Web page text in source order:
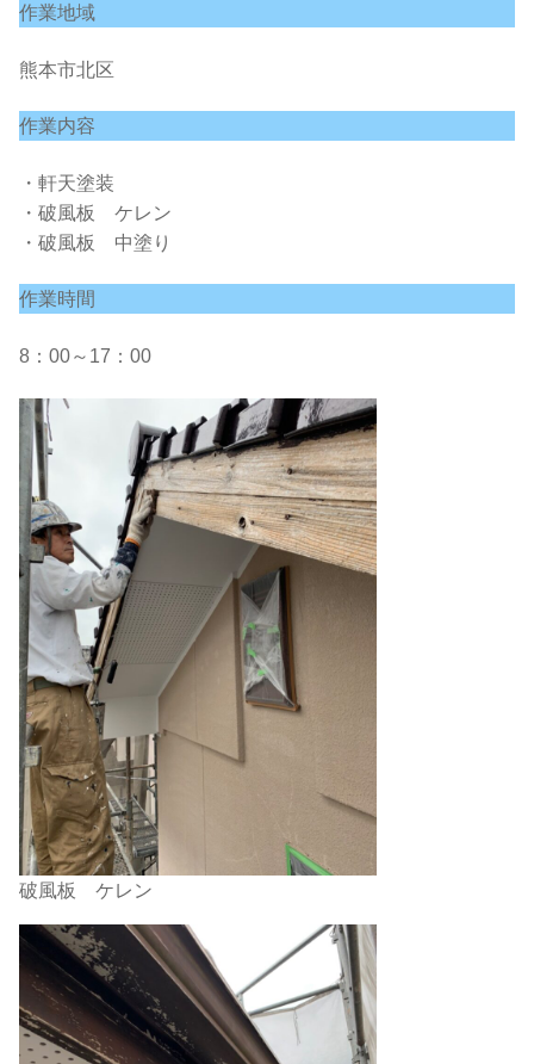
作業地域
熊本市北区
作業内容
・軒天塗装
・破風板 ケレン
・破風板 中塗り
作業時間
8：00～17：00
破風板 ケレン